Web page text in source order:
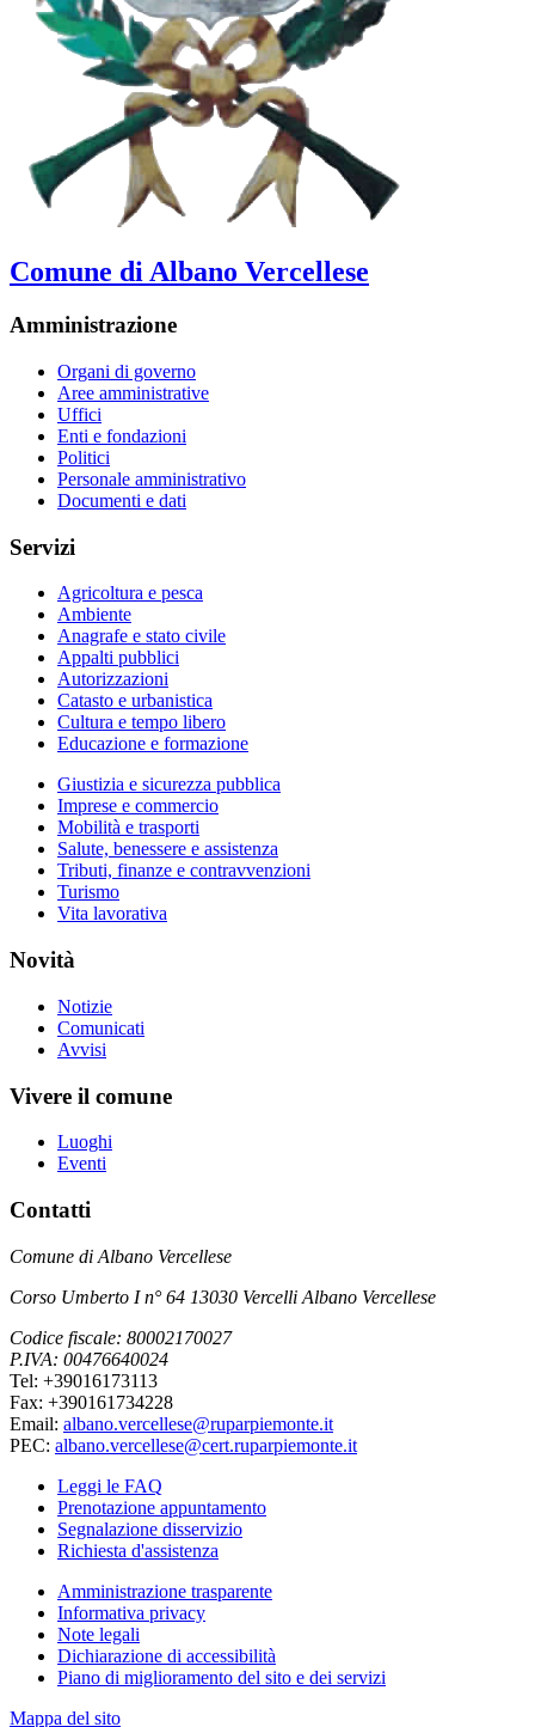
Comune di Albano Vercellese
Amministrazione
Organi di governo
Aree amministrative
Uffici
Enti e fondazioni
Politici
Personale amministrativo
Documenti e dati
Servizi
Agricoltura e pesca
Ambiente
Anagrafe e stato civile
Appalti pubblici
Autorizzazioni
Catasto e urbanistica
Cultura e tempo libero
Educazione e formazione
Giustizia e sicurezza pubblica
Imprese e commercio
Mobilità e trasporti
Salute, benessere e assistenza
Tributi, finanze e contravvenzioni
Turismo
Vita lavorativa
Novità
Notizie
Comunicati
Avvisi
Vivere il comune
Luoghi
Eventi
Contatti
Comune di Albano Vercellese
Corso Umberto I n° 64 13030 Vercelli Albano Vercellese
Codice fiscale: 80002170027
P.IVA: 00476640024
Tel: +39016173113
Fax: +390161734228
Email: albano.vercellese@ruparpiemonte.it
PEC: albano.vercellese@cert.ruparpiemonte.it
Leggi le FAQ
Prenotazione appuntamento
Segnalazione disservizio
Richiesta d'assistenza
Amministrazione trasparente
Informativa privacy
Note legali
Dichiarazione di accessibilità
Piano di miglioramento del sito e dei servizi
Mappa del sito